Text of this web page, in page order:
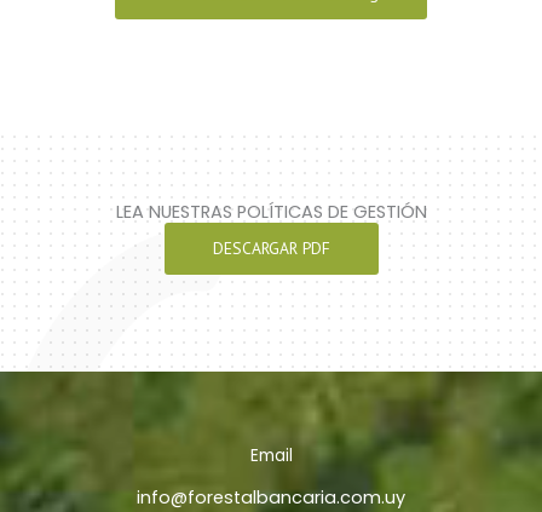
LEA NUESTRAS POLÍTICAS DE GESTIÓN
DESCARGAR PDF
Email
info@forestalbancaria.com.uy